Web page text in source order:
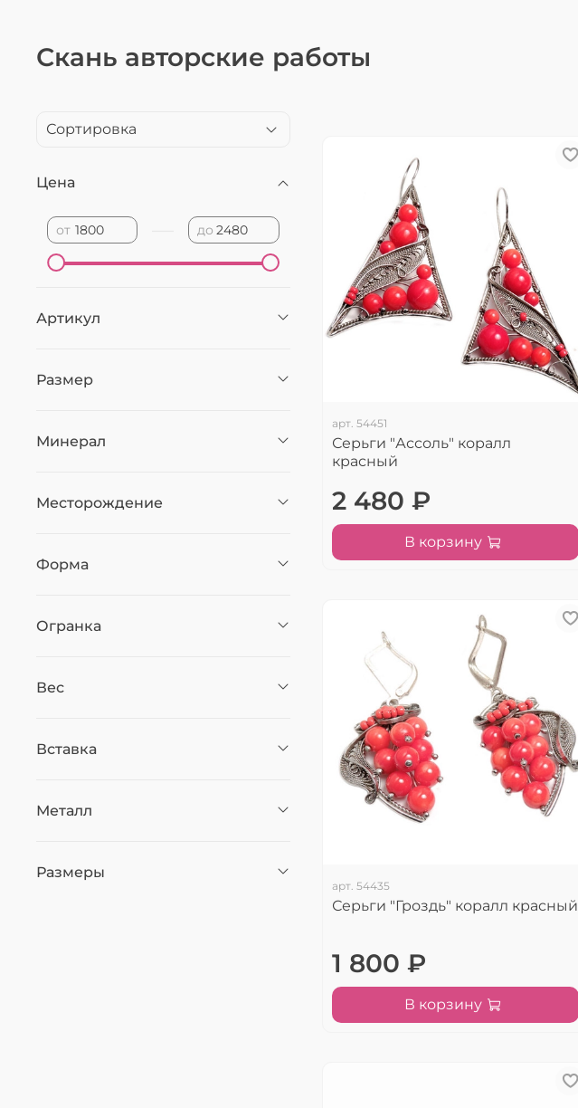
Скань авторские работы
арт. 54451
Серьги "Ассоль" коралл
красный
2 480 ₽
В корзину
арт. 54435
Серьги "Гроздь" коралл красный
1 800 ₽
В корзину
Цена
от до
Артикул
Размер
Минерал
Месторождение
Форма
Огранка
Вес
Вставка
Металл
Размеры